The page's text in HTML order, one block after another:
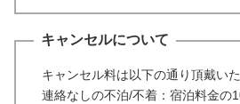
キャンセルについて
キャンセル料は以下の通り頂戴いた
連絡なしの不泊/不着：宿泊料金の